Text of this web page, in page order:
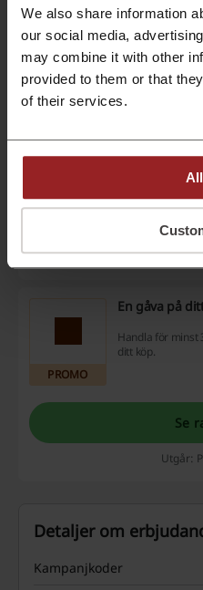
We also share information
our social media,
may combine it with other
provided to them or that
of their services.
Se
Utgår:
Tipsa en vän
Utgår:
PROMO
En gåva på
Handla för minst
ditt köp.
Se
Utgår:
Detaljer om
Kampanjkoder